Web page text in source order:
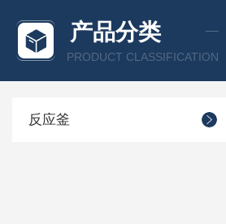
产品分类
PRODUCT CLASSIFICATION
反应釜